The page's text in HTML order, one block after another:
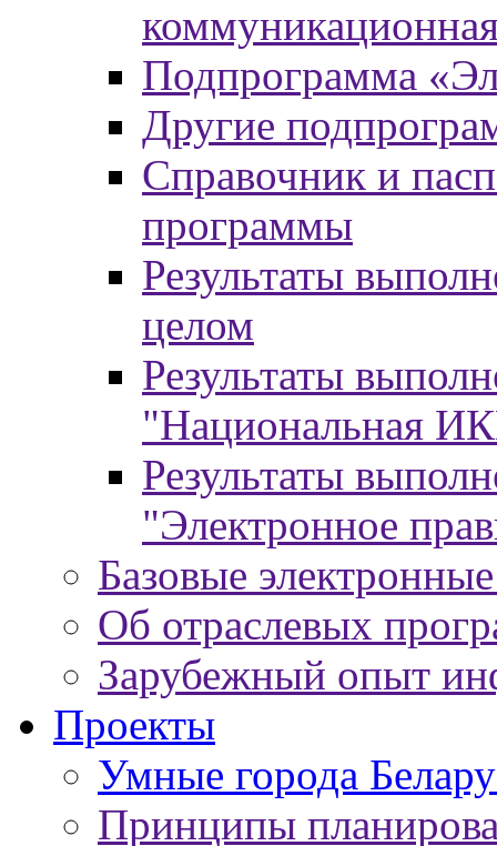
Подпрограмма
Другие
Справочник и
программы
Результаты
целом
Результаты
"Национальная
Результаты
"Электронное
Базовые
Об отраслевых
Зарубежный опыт
Проекты
Умные города
Принципы